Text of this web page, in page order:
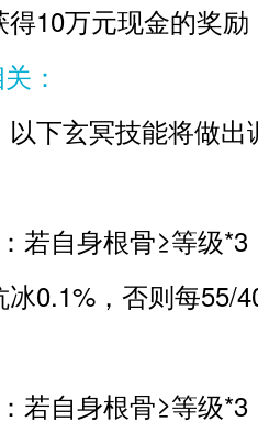
10万元现金的奖励
：
下玄冥技能将做出
自身根骨≥等级*3
0.1%，否则每55/
自身根骨≥等级*3